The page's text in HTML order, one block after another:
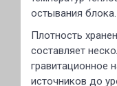
остывания блока.
Плотность
составляет
гравитационное
источников до